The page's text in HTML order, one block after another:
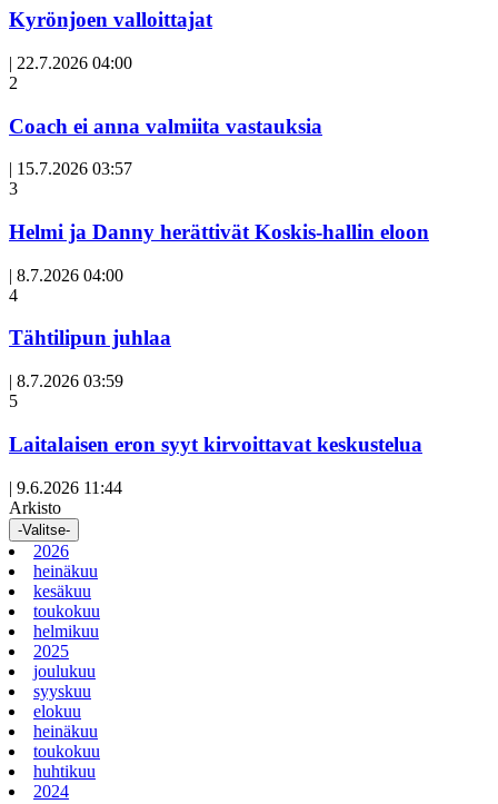
Kyrönjoen valloittajat
| 22.7.2026 04:00
Avoin
2
Coach ei anna valmiita vastauksia
| 15.7.2026 03:57
3
Helmi ja Danny herättivät Koskis-hallin eloon
| 8.7.2026 04:00
Avoin
4
Tähtilipun juhlaa
| 8.7.2026 03:59
Avoin
5
Laitalaisen eron syyt kirvoittavat keskustelua
| 9.6.2026 11:44
Arkisto
-Valitse-
2026
heinäkuu
kesäkuu
toukokuu
helmikuu
2025
joulukuu
syyskuu
elokuu
heinäkuu
toukokuu
huhtikuu
2024